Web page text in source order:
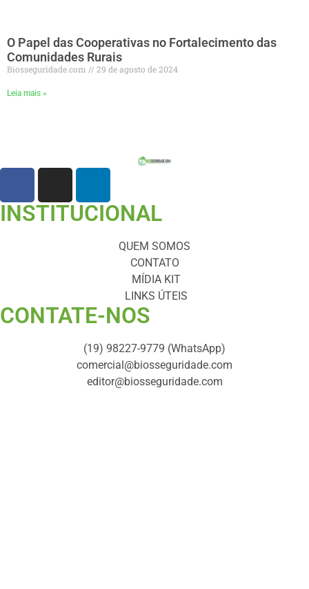
O Papel das Cooperativas no Fortalecimento das
Comunidades Rurais
Biosseguridade.com 29 de agosto de 2024
Leia mais »
INSTITUCIONAL
QUEM SOMOS
CONTATO
MÍDIA KIT
LINKS ÚTEIS
CONTATE-NOS ​
(19) 98227-9779 (WhatsApp)
comercial@biosseguridade.com
editor@biosseguridade.com